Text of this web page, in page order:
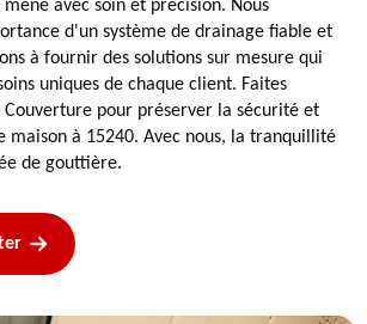
avec soin et précision. Nous
d'un système de drainage fiable et
à fournir des solutions sur mesure qui
uniques de chaque client. Faites
Couverture pour préserver la sécurité et
maison à 15240. Avec nous, la tranquillité
de gouttière.